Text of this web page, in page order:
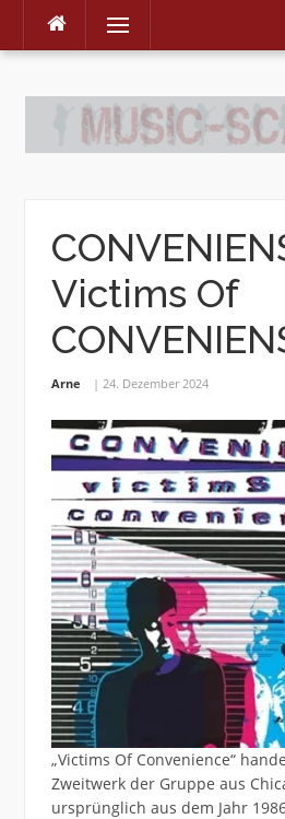
Skip
Menu
Victims Of
Arne 24. Dezember 2024
„Victims Of Convenience“
Zweitwerk der Gruppe aus
ursprünglich aus dem Jahr